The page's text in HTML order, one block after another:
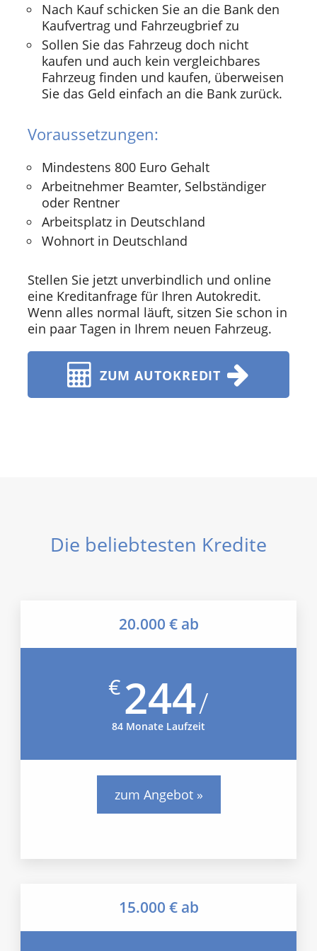
Nach Kauf schicken Sie an die Bank den
Kaufvertrag und Fahrzeugbrief zu
Sollen Sie das Fahrzeug doch nicht
kaufen und auch kein vergleichbares
Fahrzeug finden und kaufen, überweisen
Sie das Geld einfach an die Bank zurück.
Voraussetzungen:
Mindestens 800 Euro Gehalt
Arbeitnehmer Beamter, Selbständiger
oder Rentner
Arbeitsplatz in Deutschland
Wohnort in Deutschland
Stellen Sie jetzt unverbindlich und online
eine Kreditanfrage für Ihren Autokredit.
Wenn alles normal läuft, sitzen Sie schon in
ein paar Tagen in Ihrem neuen Fahrzeug.
ZUM AUTOKREDIT
Die beliebtesten Kredite
20.000 € ab
€244/
84 Monate Laufzeit
zum Angebot »
15.000 € ab